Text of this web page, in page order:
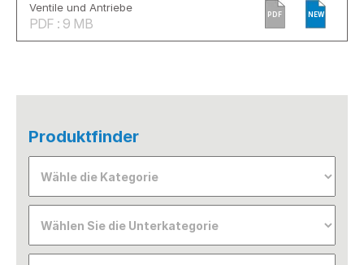
Ventile und Antriebe
PDF : 9 MB
PDF NEW
Produktfinder